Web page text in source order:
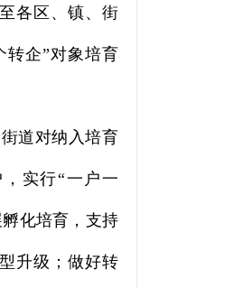
各区、镇、街
转企”对象培育
道对纳入培育
实行“一户一
化培育，支持
升级；做好转